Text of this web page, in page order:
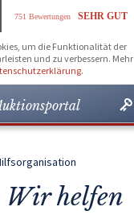
751 Bewertungen SEHR GUT
um die Funktionalität der
und zu verbessern. Mehr
.
helfen